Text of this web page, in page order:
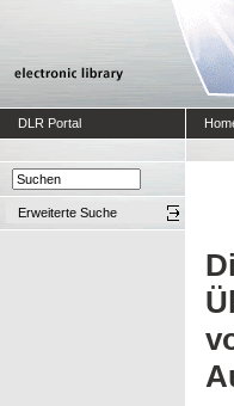
DLR Portal
Erweiterte Suche